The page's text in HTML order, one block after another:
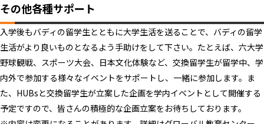
その他各種サポート
入学後もバディの留学生とともに大学生活を送ることで、バディの留学
生活がより良いものとなるよう手助けをして下さい。たとえば、六大学
野球観戦、スポーツ大会、日本文化体験など、交換留学生が留学中、学
内外で参加する様々なイベントをサポートし、一緒に参加します。ま
た、HUBsと交換留学生が立案した企画を学内イベントとして開催する
予定ですので、皆さんの積極的な企画立案をお待ちしております。